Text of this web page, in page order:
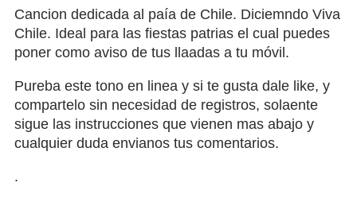
Cancion dedicada al paía de Chile. Diciemndo Viva
Chile. Ideal para las fiestas patrias el cual puedes
poner como aviso de tus llaadas a tu móvil.
Pureba este tono en linea y si te gusta dale like, y
compartelo sin necesidad de registros, solaente
sigue las instrucciones que vienen mas abajo y
cualquier duda envianos tus comentarios.
.